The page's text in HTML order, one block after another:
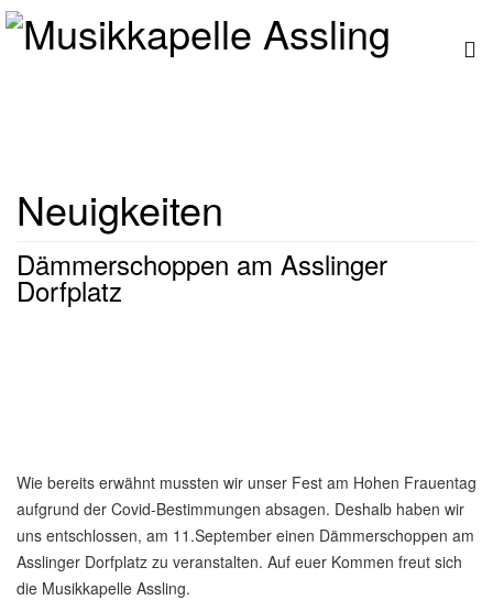
Neuigkeiten
Dämmerschoppen am Asslinger
Dorfplatz
Wie bereits erwähnt mussten wir unser Fest am Hohen Frauentag
aufgrund der Covid-Bestimmungen absagen. Deshalb haben wir
uns entschlossen, am 11.September einen Dämmerschoppen am
Asslinger Dorfplatz zu veranstalten. Auf euer Kommen freut sich
die Musikkapelle Assling.